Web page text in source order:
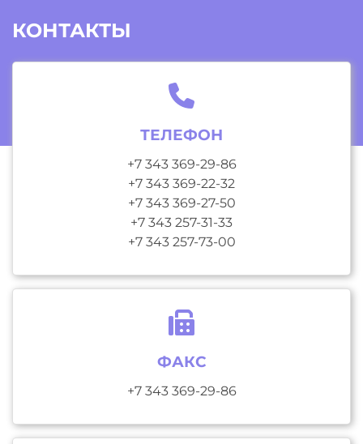
КОНТАКТЫ
ТЕЛЕФОН
+7 343 369-29-86
+7 343 369-22-32
+7 343 369-27-50
+7 343 257-31-33
+7 343 257-73-00
ФАКС
+7 343 369-29-86